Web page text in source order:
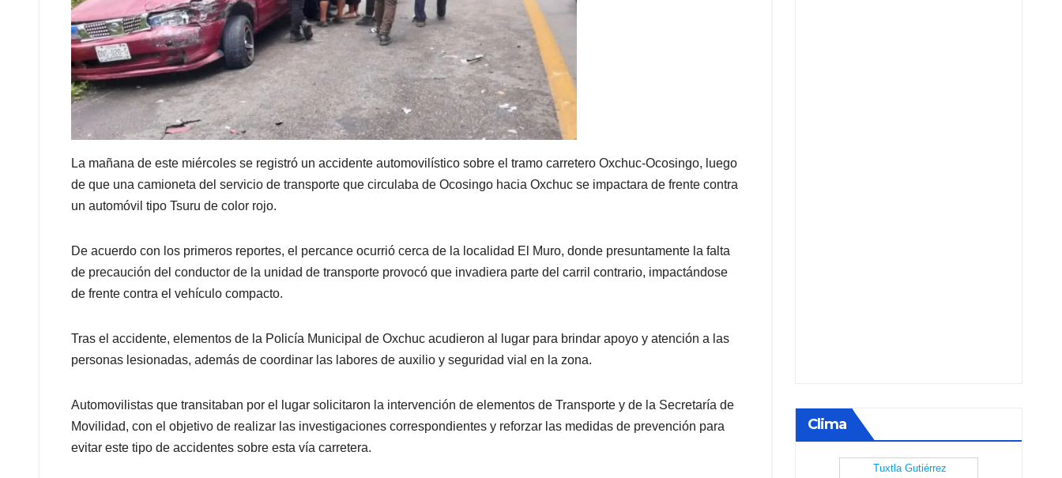
La mañana de este miércoles se registró un accidente automovilístico sobre el tramo carretero Oxchuc-Ocosingo, luego
de que una camioneta del servicio de transporte que circulaba de Ocosingo hacia Oxchuc se impactara de frente contra
un automóvil tipo Tsuru de color rojo.
De acuerdo con los primeros reportes, el percance ocurrió cerca de la localidad El Muro, donde presuntamente la falta
de precaución del conductor de la unidad de transporte provocó que invadiera parte del carril contrario, impactándose
de frente contra el vehículo compacto.
Tras el accidente, elementos de la Policía Municipal de Oxchuc acudieron al lugar para brindar apoyo y atención a las
personas lesionadas, además de coordinar las labores de auxilio y seguridad vial en la zona.
Automovilistas que transitaban por el lugar solicitaron la intervención de elementos de Transporte y de la Secretaría de
Movilidad, con el objetivo de realizar las investigaciones correspondientes y reforzar las medidas de prevención para
evitar este tipo de accidentes sobre esta vía carretera.
Clima